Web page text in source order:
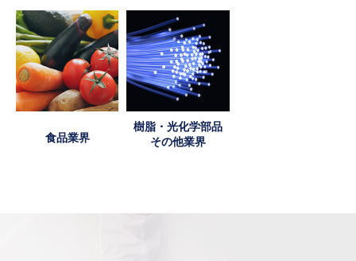
食品業界
樹脂・光化学部品
その他業界